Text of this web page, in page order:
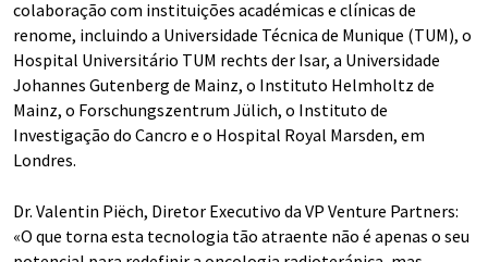
colaboração com instituições académicas e clínicas de
renome, incluindo a Universidade Técnica de Munique (TUM), o
Hospital Universitário TUM rechts der Isar, a Universidade
Johannes Gutenberg de Mainz, o Instituto Helmholtz de
Mainz, o Forschungszentrum Jülich, o Instituto de
Investigação do Cancro e o Hospital Royal Marsden, em
Londres.
Dr. Valentin Piëch, Diretor Executivo da VP Venture Partners:
«O que torna esta tecnologia tão atraente não é apenas o seu